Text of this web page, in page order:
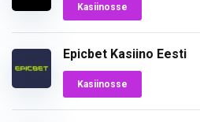
Kasiinosse
Epicbet Kasiino Eesti
Kasiinosse